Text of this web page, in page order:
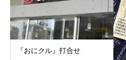
『おにクル』打合せ